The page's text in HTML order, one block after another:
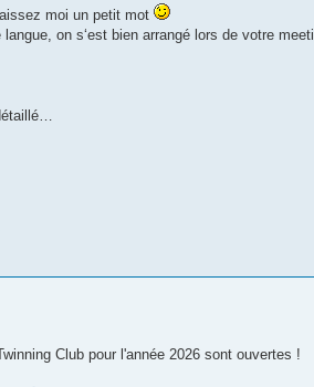
moi un petit mot
langue, on s‘est bien arrangé lors de votre
Club pour l'année 2026 sont ouvertes !